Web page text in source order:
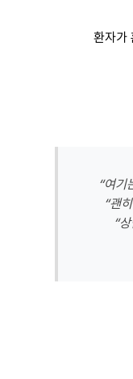
환자가
“여기
“괜
“